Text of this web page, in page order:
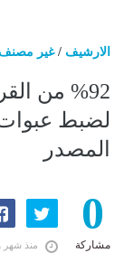
الارشيف /غير مصنف
%92 من
لضبط
المصدر
0
مشاركة منذ شهر